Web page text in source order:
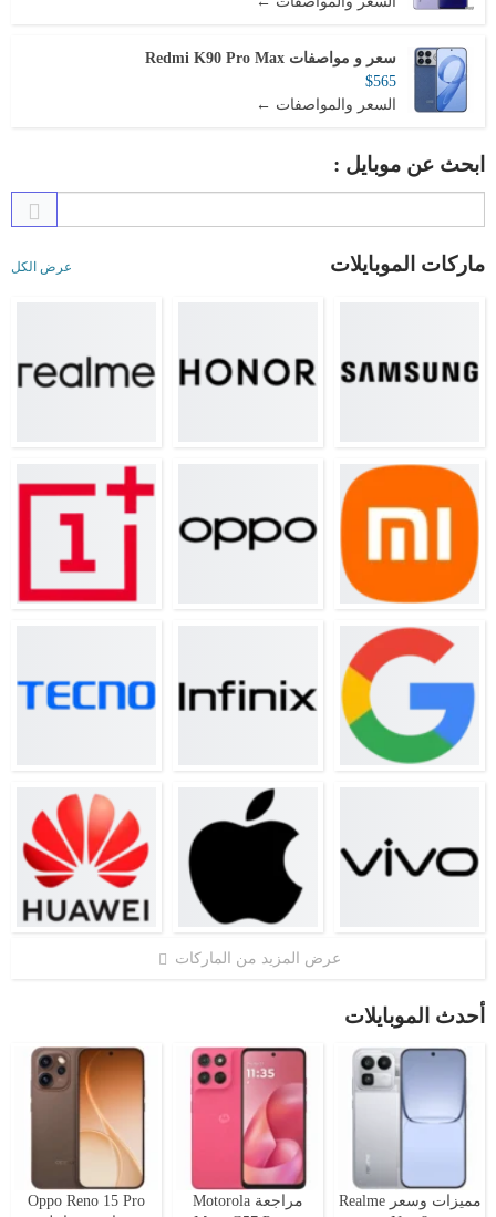
سعر و مواصفات Redmi K90 Pro Max
$565
السعر والمواصفات ←
ابحث عن موبايل :
ماركات الموبايلات عرض الكل
عرض المزيد من الماركات
أحدث الموبايلات
مميزات وسعر Realme
مراجعة Motorola
Oppo Reno 15 Pro